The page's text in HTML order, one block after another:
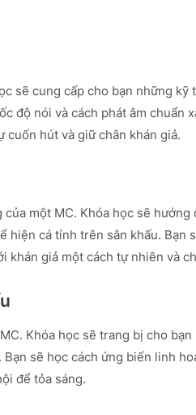
sẽ cung cấp cho bạn những kỹ
độ nói và cách phát âm chuẩn
cuốn hút và giữ chân khán giả.
một MC. Khóa học sẽ hướng
hiện cá tính trên sân khấu. Bạn
khán giả một cách tự nhiên và
Khóa học sẽ trang bị cho
sẽ học cách ứng biến linh
để tỏa sáng.